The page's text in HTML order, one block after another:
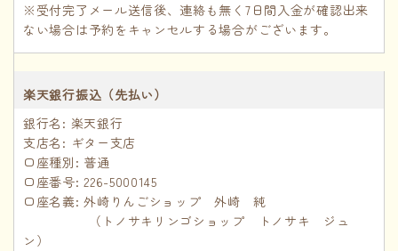
※受付完了メール送信後、連絡も無く7日間入金が確認出来
ない場合は予約をキャンセルする場合がございます。
楽天銀行振込（先払い）
銀行名: 楽天銀行
支店名: ギター支店
口座種別: 普通
口座番号: 226-5000145
口座名義: 外崎りんごショップ 外崎 純
（トノサキリンゴショップ トノサキ ジュ
ン）